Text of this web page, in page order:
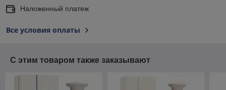
Наложенный платеж
Все условия оплаты
С этим товаром также заказывают